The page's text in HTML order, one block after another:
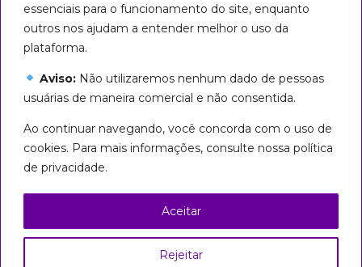
essenciais para o funcionamento do site, enquanto
outros nos ajudam a entender melhor o uso da
plataforma.
Aviso:Não utilizaremos nenhum dado de pessoas
usuárias de maneira comercial e não consentida.
Ao continuar navegando, você concorda com o uso de
cookies. Para mais informações, consulte nossa política
de privacidade.
Rejeitar
Aceitar
Seguiremos em marcha até que
todas sejamos livres!
Creative Commons
Atribuição – Uso Não Comercial – Partilha nos
Mesmos Termos 3.0 Brasil